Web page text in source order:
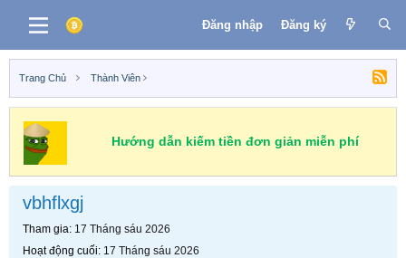
Đăng nhập Đăng ký
Trang Chủ Thành Viên
Hướng dẫn kiếm tiền đơn giản miễn phí
vbhflxgj
Tham gia 17 Tháng sáu 2026
Hoạt động cuối 17 Tháng sáu 2026